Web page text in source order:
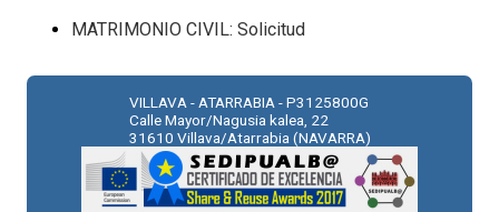
MATRIMONIO CIVIL: Solicitud
VILLAVA - ATARRABIA - P3125800G
Calle Mayor/Nagusia kalea, 22
31610 Villava/Atarrabia (NAVARRA)